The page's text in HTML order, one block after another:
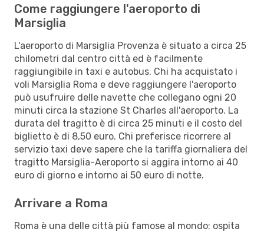
Come raggiungere l'aeroporto di
Marsiglia
L'aeroporto di Marsiglia Provenza è situato a circa 25
chilometri dal centro città ed è facilmente
raggiungibile in taxi e autobus. Chi ha acquistato i
voli Marsiglia Roma e deve raggiungere l'aeroporto
può usufruire delle navette che collegano ogni 20
minuti circa la stazione St Charles all'aeroporto. La
durata del tragitto è di circa 25 minuti e il costo del
biglietto è di 8,50 euro. Chi preferisce ricorrere al
servizio taxi deve sapere che la tariffa giornaliera del
tragitto Marsiglia-Aeroporto si aggira intorno ai 40
euro di giorno e intorno ai 50 euro di notte.
Arrivare a Roma
Roma è una delle città più famose al mondo: ospita